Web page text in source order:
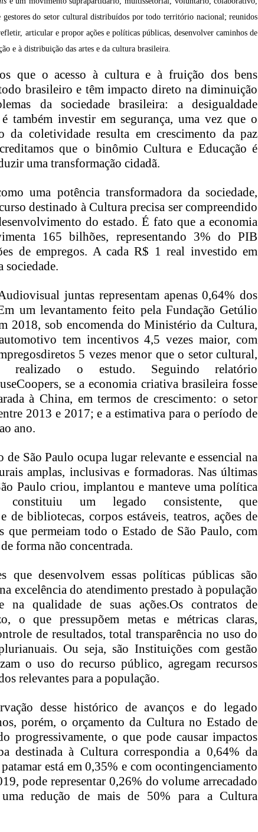
gestores do setor cultural distribuídos por todo território nacional; reunidos
articular e propor ações e políticas públicas, desenvolver caminhos de
e à distribuição das artes e da cultura brasileira.
que o acesso à cultura e à fruição dos bens
brasileiro e têm impacto direto na diminuição
da sociedade brasileira: a desigualdade
também investir em segurança, uma vez que o
da coletividade resulta em crescimento da paz
que o binômio Cultura e Educação é
uma transformação cidadã.
uma potência transformadora da sociedade,
destinado à Cultura precisa ser compreendido
do estado. É fato que a economia
a 165 bilhões, representando 3% do PIB
de empregos. A cada R$ 1 real investido em
sociedade.
juntas representam apenas 0,64% dos
um levantamento feito pela Fundação Getúlio
2018, sob encomenda do Ministério da Cultura,
tem incentivos 4,5 vezes maior, com
diretos 5 vezes menor que o setor cultural,
o estudo.
Seguindo relatório
, se a economia criativa brasileira fosse
à China, em termos de crescimento: o setor
2013 e 2017; e a estimativa para o período de
ano.
São Paulo ocupa lugar relevante e essencial na
is amplas, inclusivas e formadoras. Nas últimas
ão Paulo criou, implantou e manteve uma política
constituiu um legado consistente,
que
de bibliotecas, corpos estáveis, teatros, ações de
que permeiam todo o Estado de São Paulo, com
forma não concentrada.
que desenvolvem essaspolíticas públicas são
excelência do atendimento prestado à população
na qualidade de suas ações.Os contratos de
, o que pressupõem metas e métricas claras,
de resultados, total transparência no uso do
. Ou seja, são Instituições com gestão
o uso do recurso público, agregam recursos
relevantes para a população.
desse histórico de avanços e do legado
porém, o orçamento da Cultura no Estado de
progressivamente, o que pode causar impactos
destinada à Cultura correspondia a 0,64% da
patamar está em 0,35% e com ocontingenciamento
pode representar 0,26% do volume arrecadado
redução de mais de 50% para a Cultura